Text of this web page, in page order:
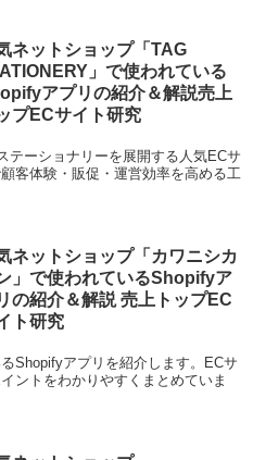
ネットショップ「TAG
」で使われている
アプリの紹介＆解説売上
プECサイト研究
テーショナリーを展開する人気ECサ
客体験・販促・運営効率を高める工
ネットショップ「カワニシカ
」で使われているShopifyア
の紹介＆解説 売上トップEC
ト研究
Shopifyアプリを紹介します。ECサ
ントをわかりやすくまとめていま